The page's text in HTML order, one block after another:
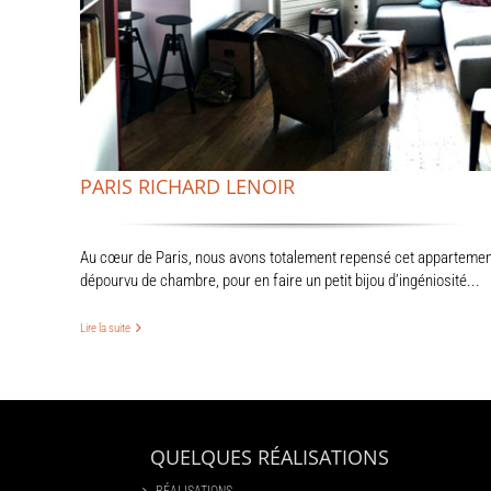
PARIS RICHARD LENOIR
Au cœur de Paris, nous avons totalement repensé cet
dépourvu de chambre, pour en faire un petit bijou d’ingéniosité...
Lire la suite
QUELQUES RÉALISATIONS